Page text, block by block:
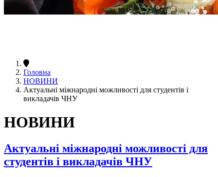
Головна
НОВИНИ
Актуальні міжнародні можливості для студентів і
викладачів ЧНУ
НОВИНИ
Актуальні міжнародні можливості для
студентів і викладачів ЧНУ